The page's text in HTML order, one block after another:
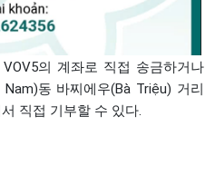
의 계좌로 직접 송금하거나
동 바찌에우(Bà Triệu) 거리
직접 기부할 수 있다.